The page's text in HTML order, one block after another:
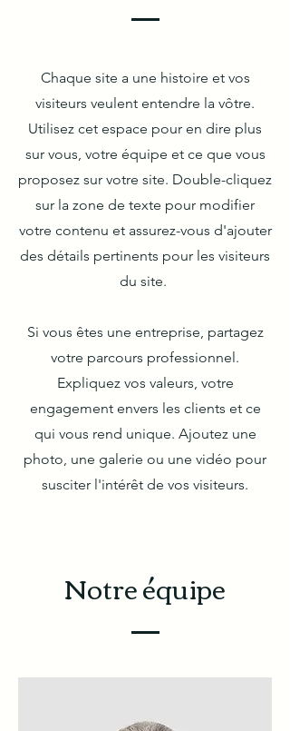
Chaque site a une histoire et vos
visiteurs veulent entendre la vôtre.
Utilisez cet espace pour en dire plus
sur vous, votre équipe et ce que vous
proposez sur votre site. Double-cliquez
sur la zone de texte pour modifier
votre contenu et assurez-vous d'ajouter
des détails pertinents pour les visiteurs
du site. ​
Si vous êtes une entreprise, partagez
votre parcours professionnel.
Expliquez vos valeurs, votre
engagement envers les clients et ce
qui vous rend unique. Ajoutez une
photo, une galerie ou une vidéo pour
susciter l'intérêt de vos visiteurs.
Notre équipe